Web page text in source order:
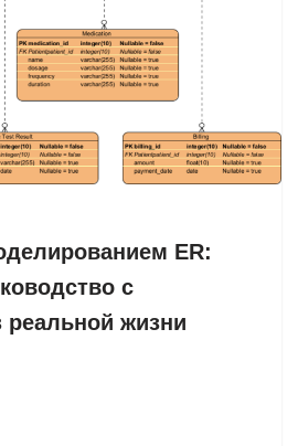
ER:
с
жизни